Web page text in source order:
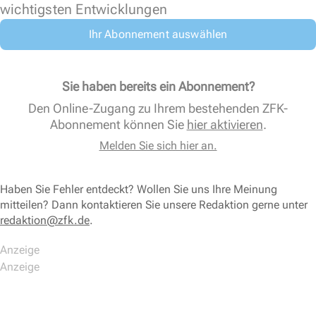
wichtigsten Entwicklungen
Ihr Abonnement auswählen
Sie haben bereits ein Abonnement?
Den Online-Zugang zu Ihrem bestehenden ZFK-
Abonnement können Sie hier aktivieren.
Melden Sie sich hier an.
Haben Sie Fehler entdeckt? Wollen Sie uns Ihre Meinung
mitteilen? Dann kontaktieren Sie unsere Redaktion gerne unter
redaktion@zfk.de.